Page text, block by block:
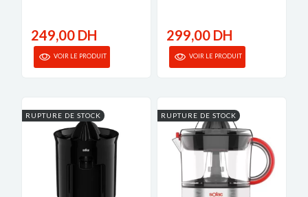
249,00 DH
VOIR LE PRODUIT
299,00 DH
VOIR LE PRODUIT
RUPTURE DE STOCK RUPTURE DE STOCK